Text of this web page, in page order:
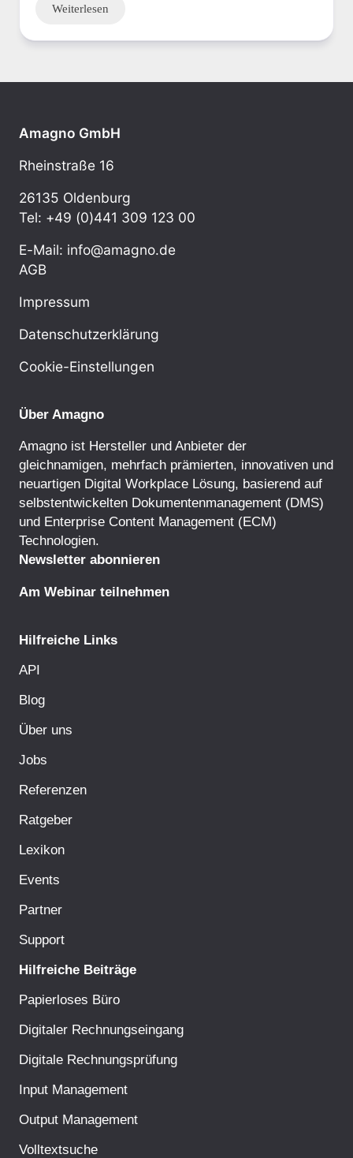
Weiterlesen
Amagno GmbH
Rheinstraße 16
26135 Oldenburg
Tel: +49 (0)441 309 123 00
E-Mail: info@amagno.de
AGB
Impressum
Datenschutzerklärung
Cookie-Einstellungen
Über Amagno
Amagno ist Hersteller und Anbieter der
gleichnamigen, mehrfach prämierten, innovativen und
neuartigen Digital Workplace Lösung, basierend auf
selbstentwickelten Dokumentenmanagement (DMS)
und Enterprise Content Management (ECM)
Technologien.
Newsletter abonnieren
Am Webinar teilnehmen
Hilfreiche Links
API
Blog
Über uns
Jobs
Referenzen
Ratgeber
Lexikon
Events
Partner
Support
Hilfreiche Beiträge
Papierloses Büro
Digitaler Rechnungseingang
Digitale Rechnungsprüfung
Input Management
Output Management
Volltextsuche